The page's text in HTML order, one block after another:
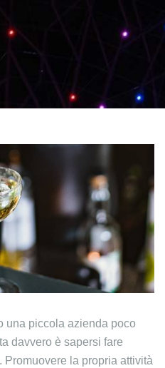
una piccola azienda poco
davvero è sapersi fare
la propria attività